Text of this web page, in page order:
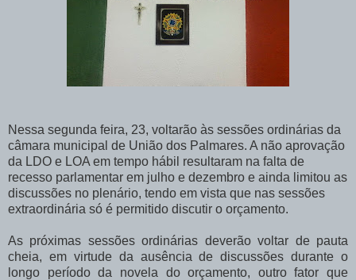
Nessa segunda feira, 23, voltarão às sessões ordinárias da
câmara municipal de União dos Palmares. A não aprovação
da LDO e LOA em tempo hábil resultaram na falta de
recesso parlamentar em julho e dezembro e ainda limitou as
discussões no plenário, tendo em vista que nas sessões
extraordinária só é permitido discutir o orçamento.
As próximas sessões ordinárias deverão voltar de pauta
cheia, em virtude da ausência de discussões durante o
longo período da novela do orçamento, outro fator que